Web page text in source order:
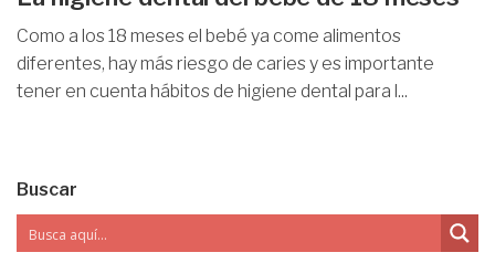
Como a los 18 meses el bebé ya come alimentos
diferentes, hay más riesgo de caries y es importante
tener en cuenta hábitos de higiene dental para l...
Buscar